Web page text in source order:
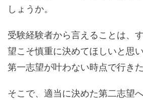
しょうか。
受験経験者から言えることは、
望こそ慎重に決めてほしいと思
第一志望が叶わない時点で行き
そこで、適当に決めた第二志望